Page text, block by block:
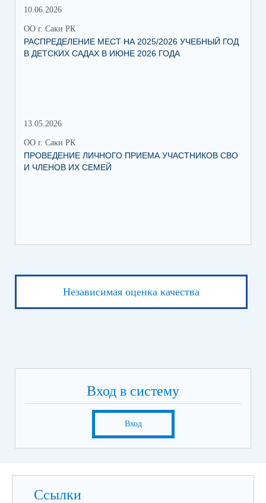
10.06.2026
ОО г. Саки РК
РАСПРЕДЕЛЕНИЕ МЕСТ НА 2025/2026 УЧЕБНЫЙ ГОД
В ДЕТСКИХ САДАХ В ИЮНЕ 2026 ГОДА
13.05.2026
ОО г. Саки РК
ПРОВЕДЕНИЕ ЛИЧНОГО ПРИЕМА УЧАСТНИКОВ СВО
И ЧЛЕНОВ ИХ СЕМЕЙ
Независимая оценка качества
Вход в систему
Вход
Ссылки